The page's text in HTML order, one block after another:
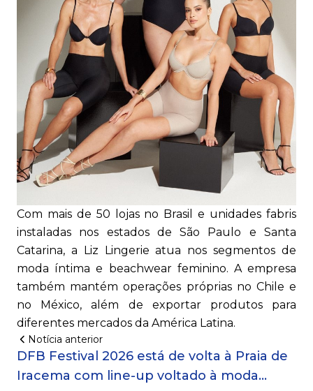
Com mais de 50 lojas no Brasil e unidades fabris
instaladas nos estados de São Paulo e Santa
Catarina, a Liz Lingerie atua nos segmentos de
moda íntima e beachwear feminino. A empresa
também mantém operações próprias no Chile e
no México, além de exportar produtos para
diferentes mercados da América Latina.
Notícia anterior
DFB Festival 2026 está de volta à Praia de
Iracema com line-up voltado à moda